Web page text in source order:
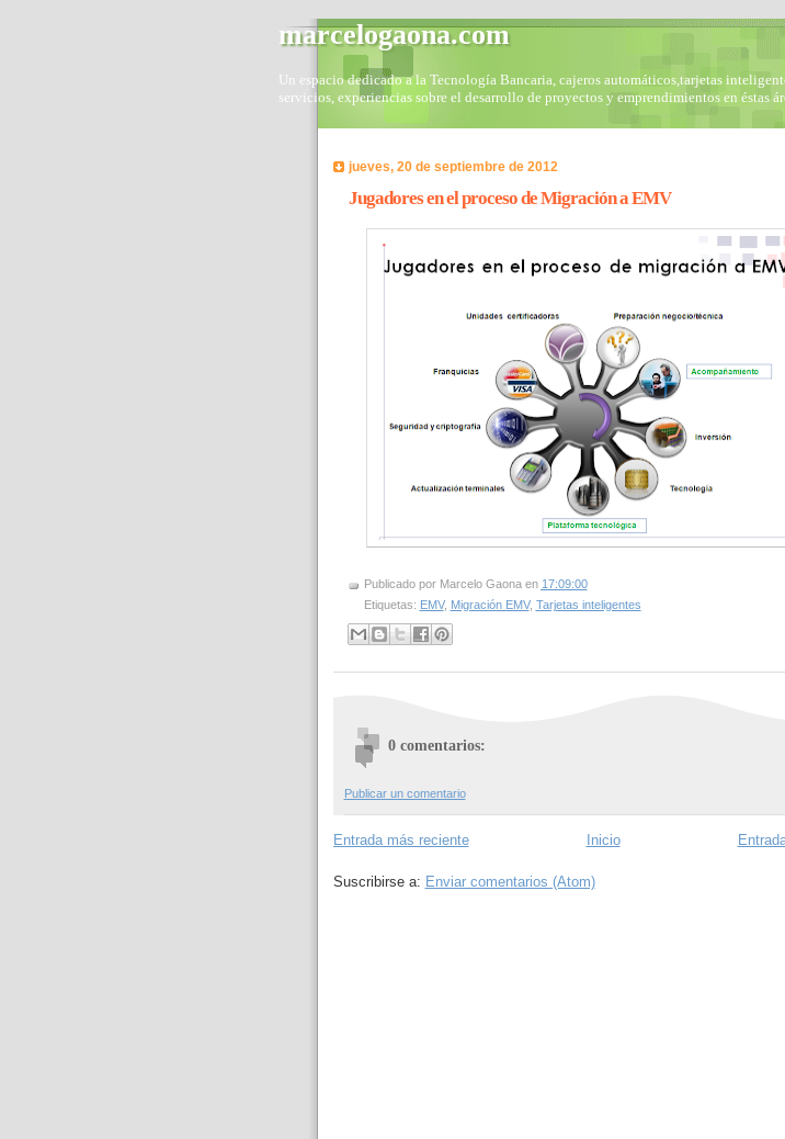
marcelogaona.com
Un espacio dedicado a la Tecnología Bancaria, cajeros automáticos,tarjetas
servicios, experiencias sobre el desarrollo de proyectos y emprendimientos en éstas
jueves, 20 de septiembre de 2012
Jugadores en el proceso de Migración a EMV
Publicado por Marcelo Gaona en 17:09:00
Etiquetas: EMV, Migración EMV, Tarjetas inteligentes
0 comentarios:
Publicar un comentario
Entrada más reciente Inicio
Suscribirse a: Enviar comentarios (Atom)